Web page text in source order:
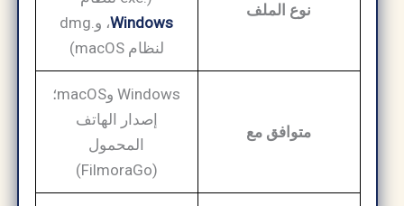
نوع الملف
Windows
، و.dmg
لنظام macOS)
متوافق مع
Windows وmacOS؛
إصدار الهاتف
المحمول